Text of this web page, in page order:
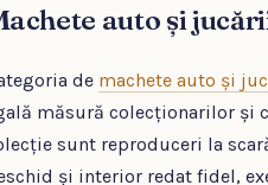
auto și
de machete auto și
măsură colecționarilor și
sunt reproduceri la
și interior redat fidel,